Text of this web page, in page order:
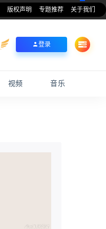
版权声明 专题推荐 关于我们
登录
视频 音乐